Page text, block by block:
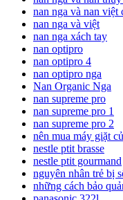
nan nga và nan việt
nan nga và việt
nan nga xách tay
nan optipro
nan optipro 4
nan optipro nga
Nan Organic Nga
nan supreme pro
nan supreme pro 1
nan supreme pro 2
nên mua máy giặt
nestle ptit brasse
nestle ptit gourmand
nguyên nhân trẻ bị
những cách bảo